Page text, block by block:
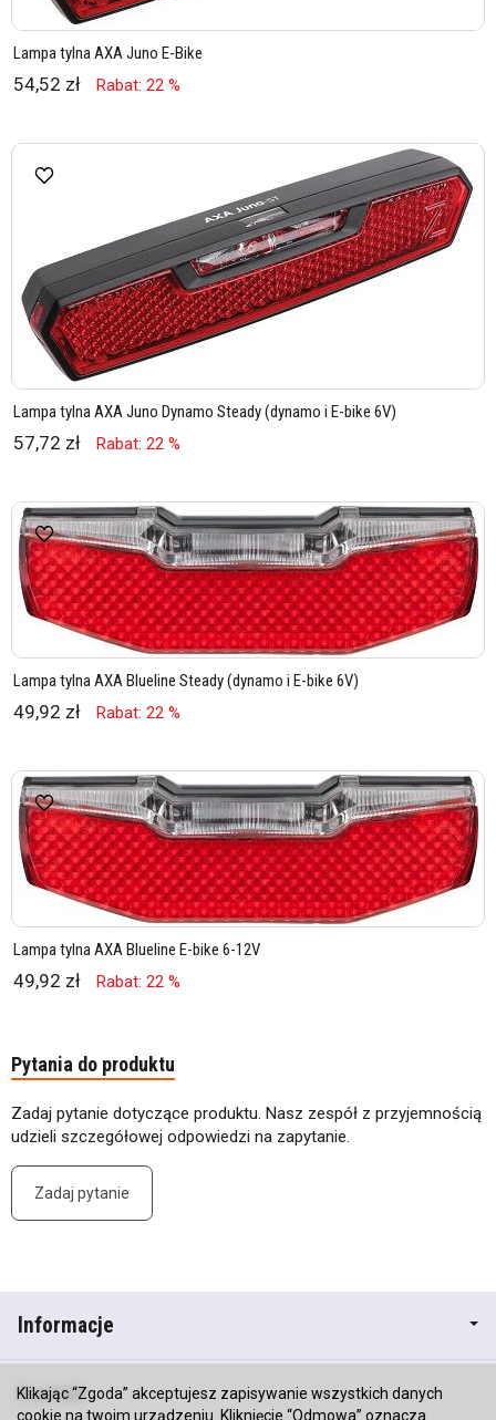
Lampa tylna AXA Juno E-Bike
54,52 zł Rabat: 22 %
Lampa tylna AXA Juno Dynamo Steady (dynamo i E-bike 6V)
57,72 zł Rabat: 22 %
Lampa tylna AXA Blueline Steady (dynamo i E-bike 6V)
49,92 zł Rabat: 22 %
Lampa tylna AXA Blueline E-bike 6-12V
49,92 zł Rabat: 22 %
Pytania do produktu
Zadaj pytanie dotyczące produktu. Nasz zespół z przyjemnością
udzieli szczegółowej odpowiedzi na zapytanie.
Zadaj pytanie
Informacje
Kontakt
Klikając “Zgoda” akceptujesz zapisywanie wszystkich danych
cookie na twoim urządzeniu. Kliknięcie “Odmowa” oznacza